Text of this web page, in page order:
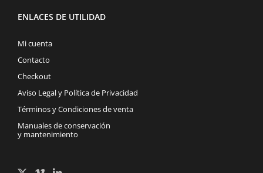
ENLACES DE UTILIDAD
Mi cuenta
Contacto
Checkout
Aviso Legal y Política de Privacidad
Términos y Condiciones de venta
Manuales de conservación
y mantenimiento